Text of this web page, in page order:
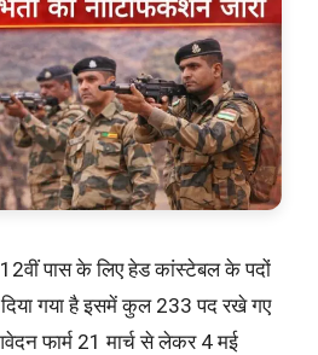
पास के लिए हेड कांस्टेबल के पदों
गया है इसमें कुल 233 पद रखे गए
फार्म 21 मार्च से लेकर 4 मई